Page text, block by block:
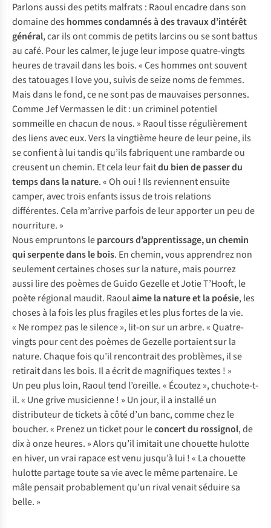
Parlons aussi des petits malfrats : Raoul encadre dans son
domaine des hommes condamnés à des travaux d’intérêt
général, car ils ont commis de petits larcins ou se sont battus
au café. Pour les calmer, le juge leur impose quatre-vingts
heures de travail dans les bois. « Ces hommes ont souvent
des tatouages I love you, suivis de seize noms de femmes.
Mais dans le fond, ce ne sont pas de mauvaises personnes.
Comme Jef Vermassen le dit : un criminel potentiel
sommeille en chacun de nous. » Raoul tisse régulièrement
des liens avec eux. Vers la vingtième heure de leur peine, ils
se confient à lui tandis qu’ils fabriquent une rambarde ou
creusent un chemin. Et cela leur faitdu bien de passer du
temps dans la nature. « Oh oui ! Ils reviennent ensuite
camper, avec trois enfants issus de trois relations
différentes. Cela m’arrive parfois de leur apporter un peu de
nourriture. »
Nous empruntons leparcours d’apprentissage, un chemin
qui serpente dans le bois. En chemin, vous apprendrez non
seulement certaines choses sur la nature, mais pourrez
aussi lire des poèmes de Guido Gezelle et Jotie T’Hooft, le
poète régional maudit. Raoulaime la nature et la poésie, les
choses à la fois les plus fragiles et les plus fortes de la vie.
« Ne rompez pas le silence », lit-on sur un arbre. « Quatre-
vingts pour cent des poèmes de Gezelle portaient sur la
nature. Chaque fois qu’il rencontrait des problèmes, il se
retirait dans les bois. Il a écrit de magnifiques textes ! »
Un peu plus loin, Raoul tend l’oreille. « Écoutez », chuchote-t-
il. « Une grive musicienne ! » Un jour, il a installé un
distributeur de tickets à côté d’un banc, comme chez le
boucher. « Prenez un ticket pour leconcert du rossignol, de
dix à onze heures. » Alors qu’il imitait une chouette hulotte
en hiver, un vrai rapace est venu jusqu’à lui ! « La chouette
hulotte partage toute sa vie avec le même partenaire. Le
mâle pensait probablement qu’un rival venait séduire sa
belle. »